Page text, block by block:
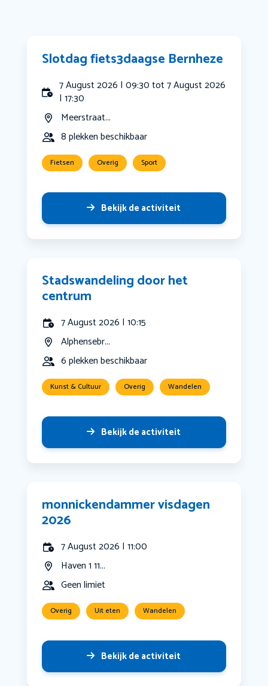
Slotdag fiets3daagse Bernheze
7 August 2026 | 09:30 tot 7 August 2026
| 17:30
Meerstraat...
8 plekken beschikbaar
Fietsen Overig Sport
Bekijk de activiteit
Stadswandeling door het
centrum
7 August 2026 | 10:15
Alphensebr...
6 plekken beschikbaar
Kunst & Cultuur Overig Wandelen
Bekijk de activiteit
monnickendammer visdagen
2026
7 August 2026 | 11:00
Haven 1 11...
Geen limiet
Overig Uit eten Wandelen
Bekijk de activiteit